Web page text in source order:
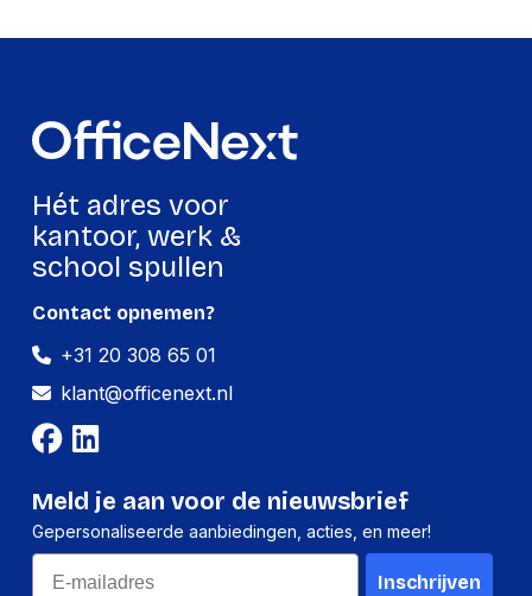
Grammage
90 g
Met kantlijn
GTIN
Productformaat
Hoogte
Gewicht
1880 g
Verpakking
Hét adres voor
kantoor, werk &
school spullen
Contact opnemen?
+31 20 308 65 01
klant@officenext.nl
Meld je aan voor de nieuwsbrief
Gepersonaliseerde aanbiedingen, acties, en meer!
Email
Inschrijven